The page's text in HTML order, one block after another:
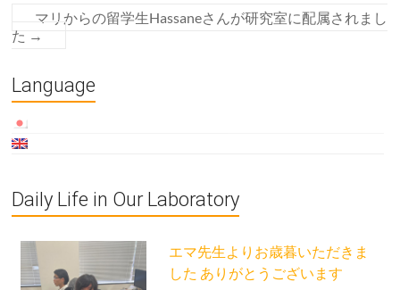
マリからの留学生Hassaneさんが研究室に配属されまし
た →
Language
Daily Life in Our Laboratory
エマ先生よりお歳暮いただきま
した ありがとうございます